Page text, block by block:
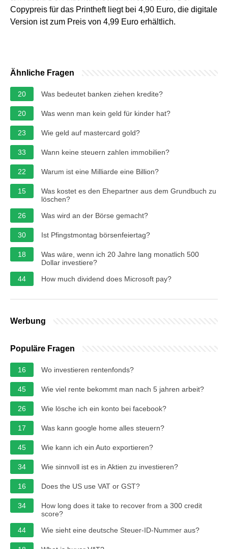
Copypreis für das Printheft liegt bei 4,90 Euro, die digitale
Version ist zum Preis von 4,99 Euro erhältlich.
Ähnliche Fragen
20 Was bedeutet banken ziehen kredite?
20 Was wenn man kein geld für kinder hat?
23 Wie geld auf mastercard gold?
33 Wann keine steuern zahlen immobilien?
22 Warum ist eine Milliarde eine Billion?
15
Was kostet es den Ehepartner aus dem Grundbuch zu
löschen?
26
Was wird an der Börse gemacht?
30 Ist Pfingstmontag börsenfeiertag?
18
Was wäre, wenn ich 20 Jahre lang monatlich 500
Dollar investiere?
44
How much dividend does Microsoft pay?
Werbung
Populäre Fragen
16 Wo investieren rentenfonds?
45 Wie viel rente bekommt man nach 5 jahren arbeit?
26 Wie lösche ich ein konto bei facebook?
17 Was kann google home alles steuern?
45 Wie kann ich ein Auto exportieren?
34 Wie sinnvoll ist es in Aktien zu investieren?
16 Does the US use VAT or GST?
34
How long does it take to recover from a 300 credit
score?
44
Wie sieht eine deutsche Steuer-ID-Nummer aus?